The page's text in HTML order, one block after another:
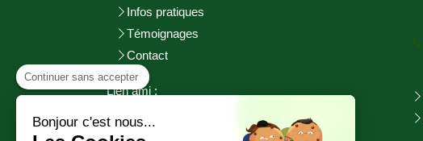
Infos pratiques
Témoignages
Contact
Lien ami :
http://www.sophrologie-pratiques.fr
Continuer sans accepter
Bonjour c'est nous...